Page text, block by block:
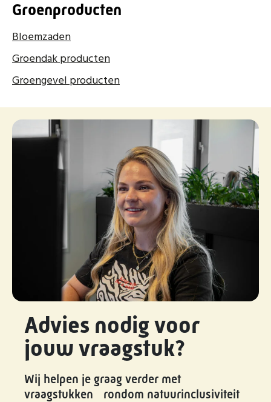
Groenproducten
Bloemzaden
Groendak producten
Groengevel producten
Advies nodig voor
jouw vraagstuk?
Wij helpen je graag verder met
vraagstukken rondom natuurinclusiviteit